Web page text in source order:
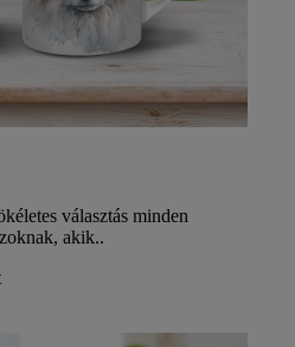
választás minden
akik..